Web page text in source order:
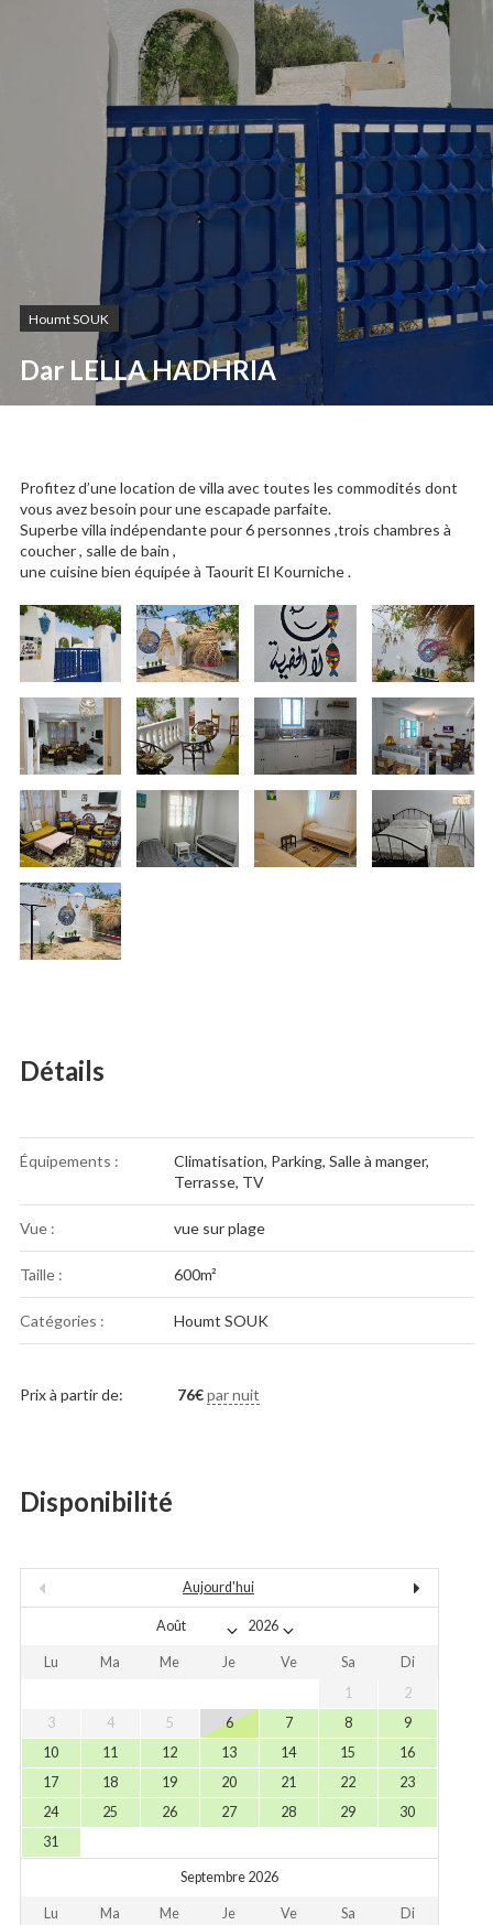
Houmt SOUK
Dar LELLA HADHRIA
Profitez d’une location de villa avec toutes les commodités dont
vous avez besoin pour une escapade parfaite.
Superbe villa indépendante pour 6 personnes ,trois chambres à
coucher , salle de bain ,
une cuisine bien équipée à Taourit El Kourniche .
Détails
Équipements : Climatisation, Parking, Salle à manger,
Terrasse, TV
Vue : vue sur plage
Taille : 600m²
Catégories : Houmt SOUK
Prix à partir de: 76€ par nuit
Disponibilité
Aujourd'hui
Lu Ma Me Je Ve Sa
Di
1
2
3
4 5 6 7 8
9
10
11 12 13 14 15
16
17
18 19 20 21 22
23
24
25 26 27 28 29
30
31
Septembre 2026
Lu Ma Me Je Ve Sa
Di